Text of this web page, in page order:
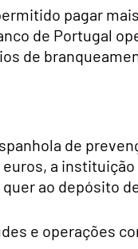
pagar
de Portugal
de
de
euros, a
ao depósito
e operações